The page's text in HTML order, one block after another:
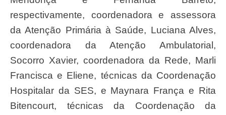
respectivamente, coordenadora e assessora
da Atenção Primária à Saúde, Luciana Alves,
coordenadora da Atenção Ambulatorial,
Socorro Xavier, coordenadora da Rede, Marli
Francisca e Eliene, técnicas da Coordenação
Hospitalar da SES, e Maynara França e Rita
Bitencourt, técnicas da Coordenação da